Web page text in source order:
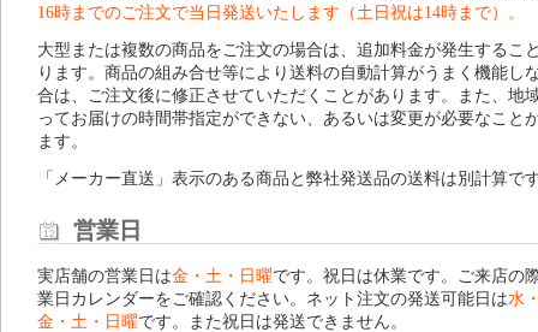
16時までのご注文で当日発送いたします（土日祝は14時まで）。
大型または複数の商品をご注文の場合は、追加料金が発生するこ
ります。商品の組み合せ等により送料の自動計算がうまく機能し
合は、ご注文後に修正させていただくことがあります。また、地
ってお届けの時間帯指定ができない、あるいは変更が必要なこと
ます。
「メーカー直送」表示のある商品と弊社発送品の送料は別計算で
営業日
実店舗の営業日は金・土・日曜です。祝日は休業です。ご来店の
業日カレンダーをご確認ください。ネット注文の発送可能日は水
金・土・日曜です。また祝日は発送できません。